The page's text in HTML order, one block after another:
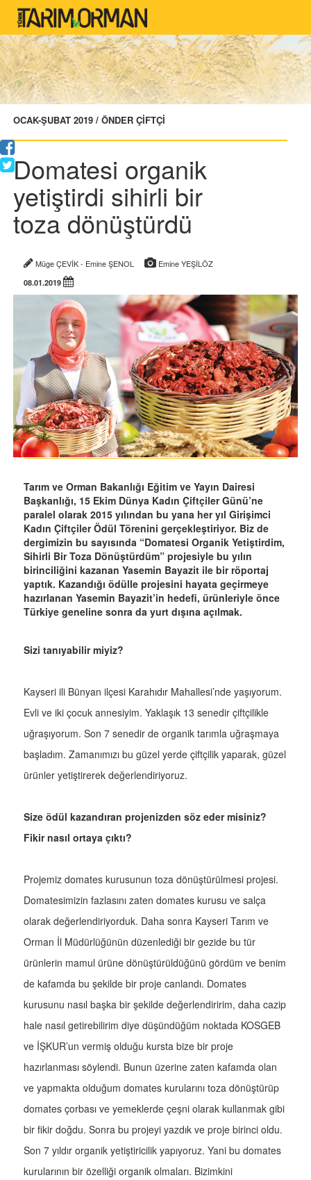
OCAK-ŞUBAT 2019 / ÖNDER ÇİFTÇİ
Domatesi organik
yetiştirdi sihirli bir
toza dönüştürdü
Müge ÇEVİK - Emine ŞENOL Emine YEŞİLÖZ
08.01.2019
Tarım ve Orman Bakanlığı Eğitim ve Yayın Dairesi
Başkanlığı, 15 Ekim Dünya Kadın Çiftçiler Günü’ne
paralel olarak 2015 yılından bu yana her yıl Girişimci
Kadın Çiftçiler Ödül Törenini gerçekleştiriyor. Biz de
dergimizin bu sayısında “Domatesi Organik Yetiştirdim,
Sihirli Bir Toza Dönüştürdüm” projesiyle bu yılın
birinciliğini kazanan Yasemin Bayazit ile bir röportaj
yaptık. Kazandığı ödülle projesini hayata geçirmeye
hazırlanan Yasemin Bayazit’in hedefi, ürünleriyle önce
Türkiye geneline sonra da yurt dışına açılmak.
Sizi tanıyabilir miyiz?
Kayseri ili Bünyan ilçesi Karahıdır Mahallesi’nde yaşıyorum.
Evli ve iki çocuk annesiyim. Yaklaşık 13 senedir çiftçilikle
uğraşıyorum. Son 7 senedir de organik tarımla uğraşmaya
başladım. Zamanımızı bu güzel yerde çiftçilik yaparak, güzel
ürünler yetiştirerek değerlendiriyoruz.
Size ödül kazandıran projenizden söz eder misiniz?
Fikir nasıl ortaya çıktı?
Projemiz domates kurusunun toza dönüştürülmesi projesi.
Domatesimizin fazlasını zaten domates kurusu ve salça
olarak değerlendiriyorduk. Daha sonra Kayseri Tarım ve
Orman İl Müdürlüğünün düzenlediği bir gezide bu tür
ürünlerin mamul ürüne dönüştürüldüğünü gördüm ve benim
de kafamda bu şekilde bir proje canlandı. Domates
kurusunu nasıl başka bir şekilde değerlendiririm, daha cazip
hale nasıl getirebilirim diye düşündüğüm noktada KOSGEB
ve İŞKUR’un vermiş olduğu kursta bize bir proje
hazırlanması söylendi. Bunun üzerine zaten kafamda olan
ve yapmakta olduğum domates kurularını toza dönüştürüp
domates çorbası ve yemeklerde çeşni olarak kullanmak gibi
bir fikir doğdu. Sonra bu projeyi yazdık ve proje birinci oldu.
Son 7 yıldır organik yetiştiricilik yapıyoruz. Yani bu domates
kurularının bir özelliği organik olmaları. Bizimkini